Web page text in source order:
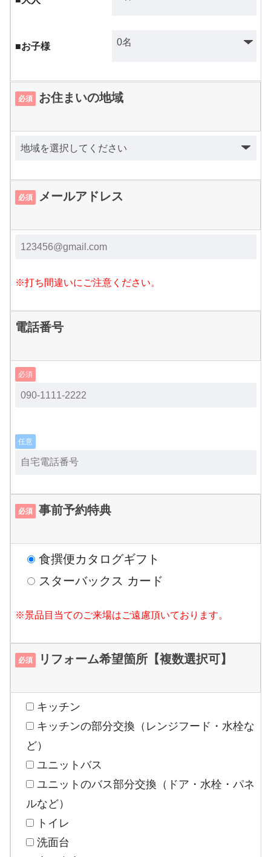
■お子様
必須 お住まいの地域
必須 メールアドレス
※打ち間違いにご注意ください。
電話番号
必須
任意
必須 事前予約特典
食撰便カタログギフト
スターバックス カード
※景品目当てのご来場はご遠慮頂いております。
必須 リフォーム希望箇所【複数選択可】
キッチン
キッチンの部分交換（レンジフード・水栓な
ど）
ユニットバス
ユニットのバス部分交換（ドア・水栓・パネ
ルなど）
トイレ
洗面台